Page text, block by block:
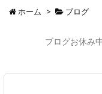
ホーム > ブログ
ブログお休み